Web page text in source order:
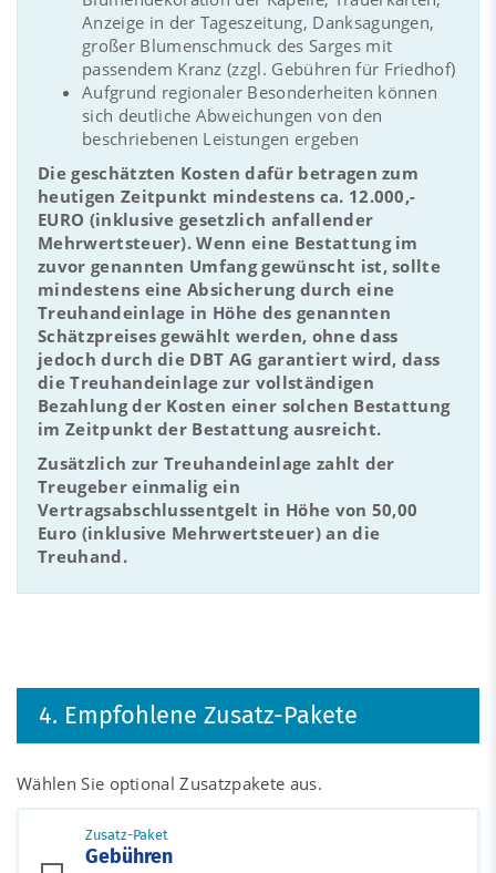
Anzeige in der Tageszeitung, Danksagungen,
großer Blumenschmuck des Sarges mit
passendem Kranz (zzgl. Gebühren für Friedhof)
Aufgrund regionaler Besonderheiten können
sich deutliche Abweichungen von den
beschriebenen Leistungen ergeben
Die geschätzten Kosten dafür betragen zum
heutigen Zeitpunkt mindestens ca. 12.000,-
EURO (inklusive gesetzlich anfallender
Mehrwertsteuer). Wenn eine Bestattung im
zuvor genannten Umfang gewünscht ist, sollte
mindestens eine Absicherung durch eine
Treuhandeinlage in Höhe des genannten
Schätzpreises gewählt werden, ohne dass
jedoch durch die DBT AG garantiert wird, dass
die Treuhandeinlage zur vollständigen
Bezahlung der Kosten einer solchen Bestattung
im Zeitpunkt der Bestattung ausreicht.
Zusätzlich zur Treuhandeinlage zahlt der
Treugeber einmalig ein
Vertragsabschlussentgelt in Höhe von 50,00
Euro (inklusive Mehrwertsteuer) an die
Treuhand.
4. Empfohlene Zusatz-Pakete
Wählen Sie optional Zusatzpakete aus.
Zusatz-Paket
Gebühren